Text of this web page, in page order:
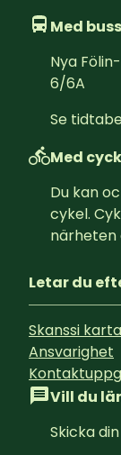
Med buss
Nya
6/6A
Se
Med
Du kan
cykel.
närheten
Letar du
Skanssi karta
Ansvarighet
Vill du
Skicka